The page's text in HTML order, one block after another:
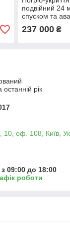
подвійний 24
спуском та
виходом
237 000₴
останній рік
10, оф. 108, Київ,
09:00 до 18:00
роботи